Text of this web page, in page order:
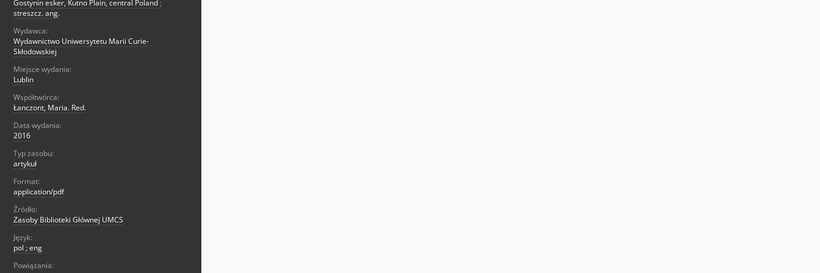
Gostynin esker, Kutno Plain, central Poland ;
streszcz. ang.
Wydawca:
Wydawnictwo Uniwersytetu Marii Curie-
Skłodowskiej
Miejsce wydania:
Lublin
Współtwórca:
Łanczont, Maria. Red.
Data wydania:
2016
Typ zasobu:
artykuł
Format:
application/pdf
Źródło:
Zasoby Biblioteki Głównej UMCS
Język:
pol ; eng
Powiązania: